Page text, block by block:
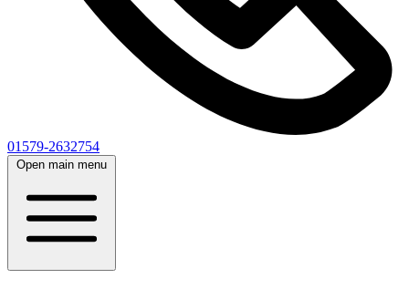
01579-2632754
Open main menu